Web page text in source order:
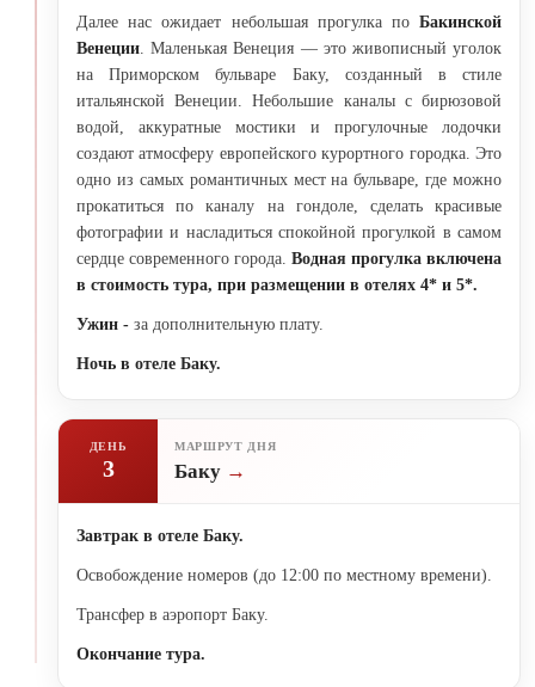
Далее нас ожидает небольшая прогулка по Бакинской
Венеции. Маленькая Венеция — это живописный уголок
на Приморском бульваре Баку, созданный в стиле
итальянской Венеции. Небольшие каналы с бирюзовой
водой, аккуратные мостики и прогулочные лодочки
создают атмосферу европейского курортного городка. Это
одно из самых романтичных мест на бульваре, где можно
прокатиться по каналу на гондоле, сделать красивые
фотографии и насладиться спокойной прогулкой в самом
сердце современного города. Водная прогулка включена
в стоимость тура, при размещении в отелях 4* и 5*.
Ужин - за дополнительную плату.
Ночь в отеле Баку.
ДЕНЬ
3
МАРШРУТ ДНЯ
Баку
Завтрак в отеле Баку.
Освобождение номеров (до 12:00 по местному времени).
Трансфер в аэропорт Баку.
Окончание тура.